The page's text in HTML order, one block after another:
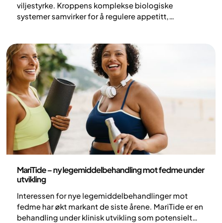
viljestyrke. Kroppens komplekse biologiske
systemer samvirker for å regulere appetitt,
påvirke disse prosessene og skape bedre
forutsetninger for bærekraftige resultater over tid.
Her går vi gjennom hvordan legemidlene fungerer og
hvem behandlingen passer for.
MariTide – ny legemiddelbehandling mot fedme under
utvikling
Interessen for nye legemiddelbehandlinger mot
fedme har økt markant de siste årene. MariTide er en
behandling under klinisk utvikling som potensielt